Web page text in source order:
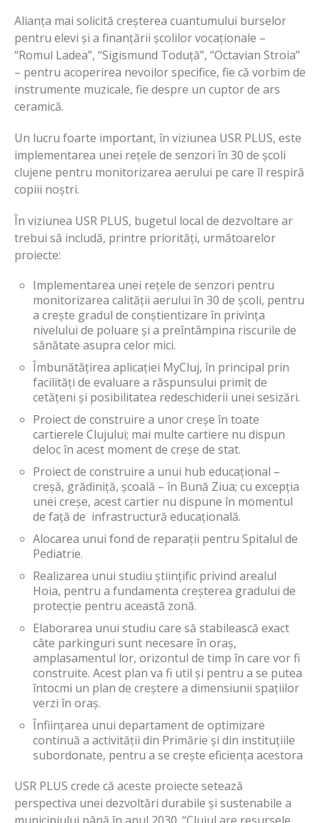
Alianța mai solicită creșterea cuantumului burselor
pentru elevi și a finanțării școlilor vocaționale –
“Romul Ladea”, “Sigismund Toduță”, “Octavian Stroia”
– pentru acoperirea nevoilor specifice, fie că vorbim de
instrumente muzicale, fie despre un cuptor de ars
ceramică.
Un lucru foarte important, în viziunea USR PLUS, este
implementarea unei rețele de senzori în 30 de școli
clujene pentru monitorizarea aerului pe care îl respiră
copiii noștri.
În viziunea USR PLUS, bugetul local de dezvoltare ar
trebui să includă, printre priorități, următoarelor
proiecte:
Implementarea unei rețele de senzori pentru
monitorizarea calității aerului în 30 de școli, pentru
a crește gradul de conștientizare în privința
nivelului de poluare și a preîntâmpina riscurile de
sănătate asupra celor mici.
Îmbunătățirea aplicației MyCluj, în principal prin
facilități de evaluare a răspunsului primit de
cetățeni și posibilitatea redeschiderii unei sesizări.
Proiect de construire a unor creșe în toate
cartierele Clujului; mai multe cartiere nu dispun
deloc în acest moment de creșe de stat.
Proiect de construire a unui hub educațional –
creșă, grădiniță, școală – în Bună Ziua; cu excepția
unei creșe, acest cartier nu dispune în momentul
de față de infrastructură educațională.
Alocarea unui fond de reparații pentru Spitalul de
Pediatrie.
Realizarea unui studiu științific privind arealul
Hoia, pentru a fundamenta creșterea gradului de
protecție pentru această zonă.
Elaborarea unui studiu care să stabilească exact
câte parkinguri sunt necesare în oraș,
amplasamentul lor, orizontul de timp în care vor fi
construite. Acest plan va fi util și pentru a se putea
întocmi un plan de creștere a dimensiunii spațiilor
verzi în oraș.
Înființarea unui departament de optimizare
continuă a activității din Primărie și din instituțiile
subordonate, pentru a se crește eficiența acestora
USR PLUS crede că aceste proiecte setează
perspectiva unei dezvoltări durabile și sustenabile a